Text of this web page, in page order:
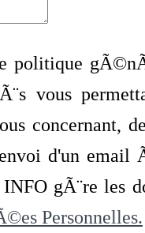
vous
concernant,
envoi d'un
gÃ¨re les
Personnelles.